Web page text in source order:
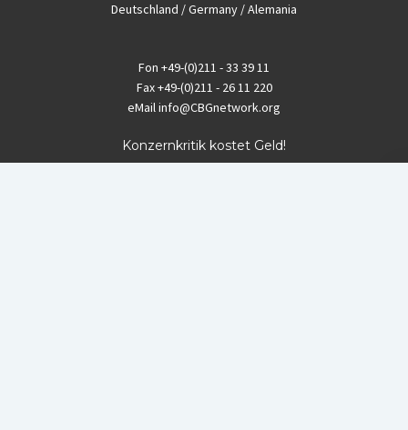
Deutschland / Germany / Alemania
Fon +49-(0)211 - 33 39 11
Fax+49-(0)211 - 26 11 220
eMailinfo@CBGnetwork.org
Konzernkritik kostet Geld!